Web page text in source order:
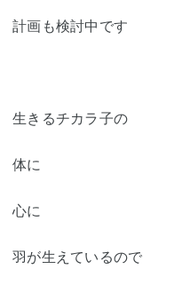
計画も検討中です
生きるチカラ子の
体に
心に
羽が生えているので